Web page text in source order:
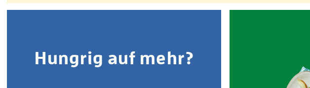
Hungrig auf mehr?